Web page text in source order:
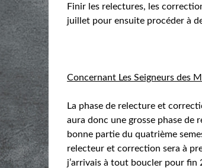
Finir les relectures, les
juillet pour ensuite procéder à
Concernant Les Seigneurs des
La phase de relecture et
aura donc une grosse phase
bonne partie du quatrième
relecteur et correction sera à
j’arrivais à tout boucler pour fin